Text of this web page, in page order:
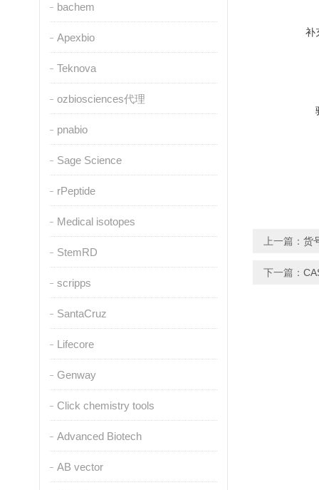
bachem
Apexbio
Teknova
ozbiosciences代理
pnabio
Sage Science
rPeptide
Medical isotopes
StemRD
scripps
SantaCruz
Lifecore
Genway
Click chemistry tools
Advanced Biotech
AB vector
补
上一篇： 货
下一篇：